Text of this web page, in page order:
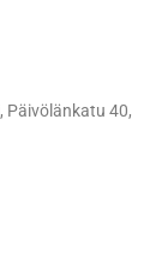
Päivölänkatu 40,